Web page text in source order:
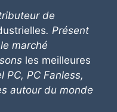
de
. Présent
marché
les meilleures
PC, PC Fanless,
autour du monde